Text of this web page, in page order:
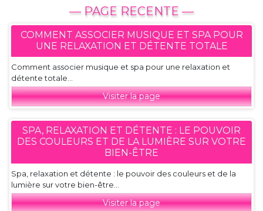
— PAGE RECENTE —
COMMENT ASSOCIER MUSIQUE ET SPA POUR
UNE RELAXATION ET DÉTENTE TOTALE
Comment associer musique et spa pour une relaxation et
détente totale...
Visiter la page
SPA, RELAXATION ET DÉTENTE : LE POUVOIR
DES COULEURS ET DE LA LUMIÈRE SUR VOTRE
BIEN-ÊTRE
Spa, relaxation et détente : le pouvoir des couleurs et de la
lumière sur votre bien-être...
Visiter la page